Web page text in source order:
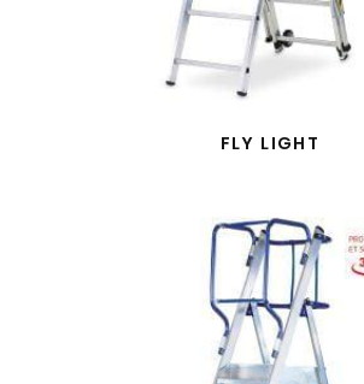
FLY LIGHT